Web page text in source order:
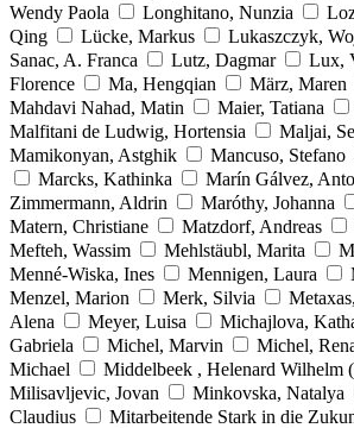
Wendy Paola
Longhitano, Nunzia
Qing
Lücke, Markus Lukaszczyk,
Sanac, A. Franca
Lutz, Dagmar Lux,
Florence
Ma, Hengqian März, Maren
Mahdavi Nahad, Matin
Maier, Tatiana
Malfitani de Ludwig, Hortensia
Maljai,
Mamikonyan, Astghik
Mancuso, Stefano
Marcks, Kathinka
Marín Gálvez,
Zimmermann, Aldrin
Maróthy, Johanna
Matern, Christiane
Matzdorf, Andreas
Mefteh, Wassim
Mehlstäubl, Marita
Menné-Wiska, Ines
Mennigen, Laura
Menzel, Marion
Merk, Silvia
Alena
Meyer, Luisa Michajlova,
Gabriela
Michel, Marvin Michel,
Michael
Middelbeek , Helenard Wilhelm
Milisavljevic, Jovan
Minkovska, Natalya
Claudius
Mitarbeitende Stark in die